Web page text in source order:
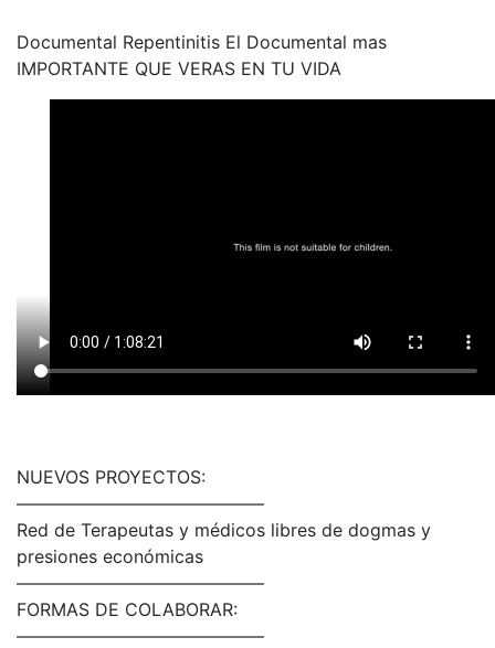
Documental Repentinitis El Documental mas
IMPORTANTE QUE VERAS EN TU VIDA
NUEVOS PROYECTOS:
——————————————
Red de Terapeutas y médicos libres de dogmas y
presiones económicas
——————————————
FORMAS DE COLABORAR:
——————————————